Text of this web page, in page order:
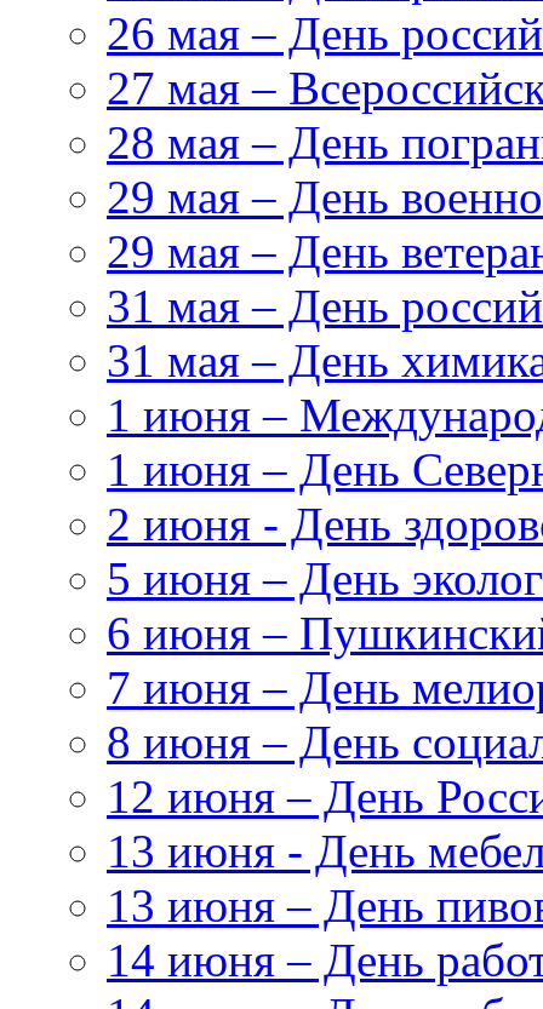
26 мая – День
27 мая –
28 мая – День
29 мая – День
29 мая – День
31 мая – День
31 мая – День
1 июня –
1 июня – День
2 июня - День
5 июня – День
6 июня –
7 июня – День
8 июня – День
12 июня – День
13 июня - День
13 июня – День
14 июня – День